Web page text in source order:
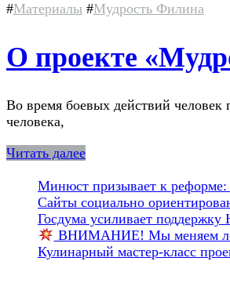
#Материалы #Мудрость Филина
О проекте
Во время боевых действий человек
человека,
Читать далее
Минюст призывает к реформе:
Сайты социально
Госдума усиливает
ВНИМАНИЕ! Мы меняем
Кулинарный мастер-класс